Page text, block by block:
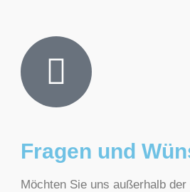
Fragen und
Möchten Sie uns außerhalb